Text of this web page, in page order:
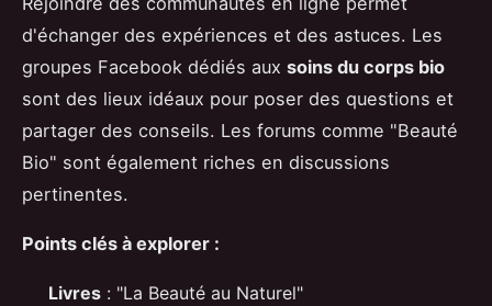
d'échanger des expériences et des astuces. Les
groupes Facebook dédiés aux soins du corps bio
sont des lieux idéaux pour poser des questions et
partager des conseils. Les forums comme "Beauté
Bio" sont également riches en discussions
pertinentes.
Points clés à explorer :
Livres : "La Beauté au Naturel"